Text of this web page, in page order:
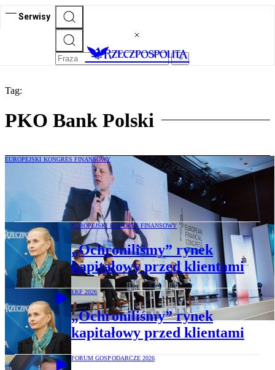
Serwisy
Tag:
PKO Bank Polski
EUROPEJSKI KONGRES FINANSOWY
Bank, platforma i sklep walczą o jedną
codzienność
EUROPEJSKI KONGRES FINANSOWY
„Ochroniliśmy” rynek
kapitałowy przed klientami
EKF 2026
„Ochroniliśmy” rynek
kapitałowy przed klientami
FORUM GOSPODARCZE 2026